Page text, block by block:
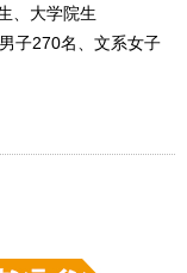
、大学院生
子270名、文系女子